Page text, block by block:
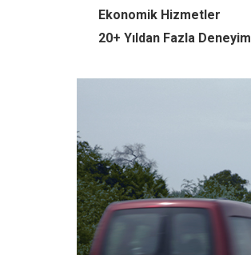
Ekonomik Hizmetler
20+ Yıldan Fazla Deneyim